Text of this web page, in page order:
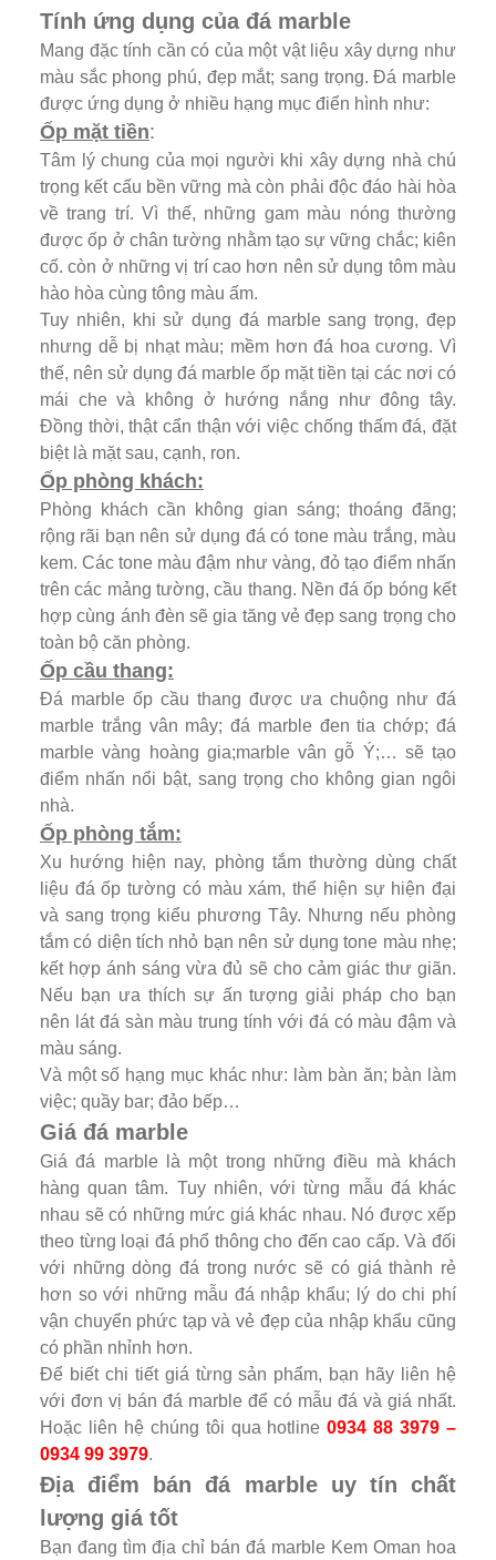
Tính ứng dụng của đá marble
Mang đặc tính cần có của một vật liệu xây dựng như
màu sắc phong phú, đẹp mắt; sang trọng. Đá marble
được ứng dụng ở nhiều hạng mục điển hình như:
Ốp mặt tiền:
Tâm lý chung của mọi người khi xây dựng nhà chú
trọng kết cấu bền vững mà còn phải độc đáo hài hòa
về trang trí. Vì thế, những gam màu nóng thường
được ốp ở chân tường nhằm tạo sự vững chắc; kiên
cố. còn ở những vị trí cao hơn nên sử dụng tôm màu
hào hòa cùng tông màu ấm.
Tuy nhiên, khi sử dụng đá marble sang trọng, đẹp
nhưng dễ bị nhạt màu; mềm hơn đá hoa cương. Vì
thế, nên sử dụng đá marble ốp mặt tiền tại các nơi có
mái che và không ở hướng nắng như đông tây.
Đồng thời, thật cẩn thận với việc chống thấm đá, đặt
biệt là mặt sau, cạnh, ron.
Ốp phòng khách:
Phòng khách cần không gian sáng; thoáng đãng;
rộng rãi bạn nên sử dụng đá có tone màu trắng, màu
kem. Các tone màu đậm như vàng, đỏ tạo điểm nhấn
trên các mảng tường, cầu thang. Nền đá ốp bóng kết
hợp cùng ánh đèn sẽ gia tăng vẻ đẹp sang trọng cho
toàn bộ căn phòng.
Ốp cầu thang:
Đá marble ốp cầu thang được ưa chuộng như đá
marble trắng vân mây; đá marble đen tia chớp; đá
marble vàng hoàng gia;marble vân gỗ Ý;… sẽ tạo
điểm nhấn nổi bật, sang trọng cho không gian ngôi
nhà.
Ốp phòng tắm:
Xu hướng hiện nay, phòng tắm thường dùng chất
liệu đá ốp tường có màu xám, thể hiện sự hiện đại
và sang trọng kiểu phương Tây. Nhưng nếu phòng
tắm có diện tích nhỏ bạn nên sử dụng tone màu nhẹ;
kết hợp ánh sáng vừa đủ sẽ cho cảm giác thư giãn.
Nếu bạn ưa thích sự ấn tượng giải pháp cho bạn
nên lát đá sàn màu trung tính với đá có màu đậm và
màu sáng.
Và một số hạng mục khác như: làm bàn ăn; bàn làm
việc; quầy bar; đảo bếp…
Giá đá marble
Giá đá marble là một trong những điều mà khách
hàng quan tâm. Tuy nhiên, với từng mẫu đá khác
nhau sẽ có những mức giá khác nhau. Nó được xếp
theo từng loại đá phổ thông cho đến cao cấp. Và đối
với những dòng đá trong nước sẽ có giá thành rẻ
hơn so với những mẫu đá nhập khẩu; lý do chi phí
vận chuyển phức tạp và vẻ đẹp của nhập khẩu cũng
có phần nhỉnh hơn.
Để biết chi tiết giá từng sản phẩm, bạn hãy liên hệ
với đơn vị bán đá marble để có mẫu đá và giá nhất.
Hoặc liên hệ chúng tôi qua hotline0934 88 3979 –
0934 99 3979.
Địa điểm bán đá marble uy tín chất
lượng giá tốt
Bạn đang tìm địa chỉ bán đá marble Kem Oman hoa